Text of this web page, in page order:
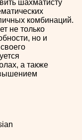
шахматисту
комбинаций.
не только
но и
а также